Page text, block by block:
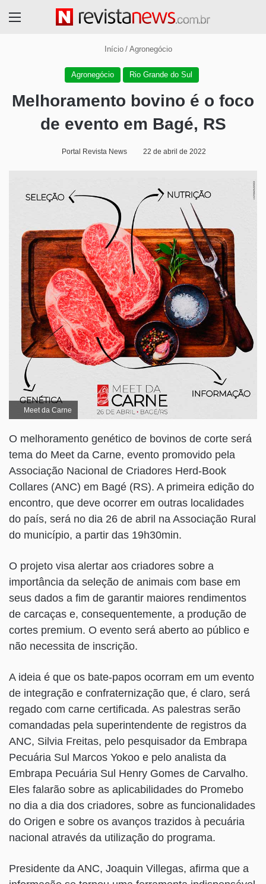
Início / Agronegócio
Agronegócio Rio Grande do Sul
Melhoramento bovino é o foco
de evento em Bagé, RS
Portal Revista News 22 de abril de 2022
Meet da Carne
O melhoramento genético de bovinos de corte será
tema do Meet da Carne, evento promovido pela
Associação Nacional de Criadores Herd-Book
Collares (ANC) em Bagé (RS). A primeira edição do
encontro, que deve ocorrer em outras localidades
do país, será no dia 26 de abril na Associação Rural
do município, a partir das 19h30min.
O projeto visa alertar aos criadores sobre a
importância da seleção de animais com base em
seus dados a fim de garantir maiores rendimentos
de carcaças e, consequentemente, a produção de
cortes premium. O evento será aberto ao público e
não necessita de inscrição.
A ideia é que os bate-papos ocorram em um evento
de integração e confraternização que, é claro, será
regado com carne certificada. As palestras serão
comandadas pela superintendente de registros da
ANC, Silvia Freitas, pelo pesquisador da Embrapa
Pecuária Sul Marcos Yokoo e pelo analista da
Embrapa Pecuária Sul Henry Gomes de Carvalho.
Eles falarão sobre as aplicabilidades do Promebo
no dia a dia dos criadores, sobre as funcionalidades
do Origen e sobre os avanços trazidos à pecuária
nacional através da utilização do programa.
Presidente da ANC, Joaquin Villegas, afirma que a